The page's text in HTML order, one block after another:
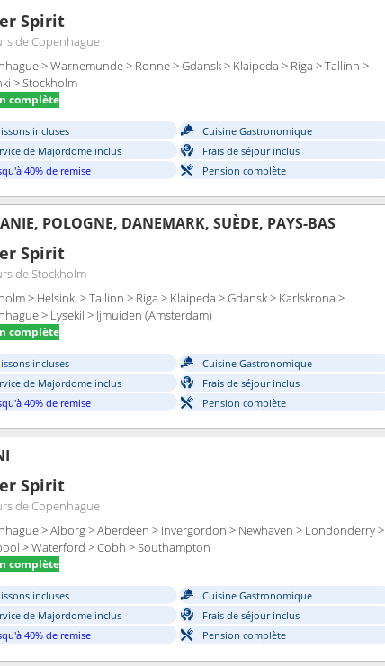
Spirit
de Copenhague
> Warnemunde > Ronne > Gdansk > Klaipeda > Riga > Tallinn >
> Stockholm
complète
incluses
Cuisine Gastronomique
de Majordome inclus
Frais de séjour inclus
40% de remise
Pension complète
POLOGNE, DANEMARK, SUÈDE, PAYS-BAS
Spirit
de Stockholm
> Helsinki > Tallinn > Riga > Klaipeda > Gdansk > Karlskrona >
> Lysekil > Ijmuiden (Amsterdam)
complète
incluses
Cuisine Gastronomique
de Majordome inclus
Frais de séjour inclus
40% de remise
Pension complète
Spirit
de Copenhague
> Alborg > Aberdeen > Invergordon > Newhaven > Londonderry >
> Waterford > Cobh > Southampton
complète
incluses
Cuisine Gastronomique
de Majordome inclus
Frais de séjour inclus
40% de remise
Pension complète